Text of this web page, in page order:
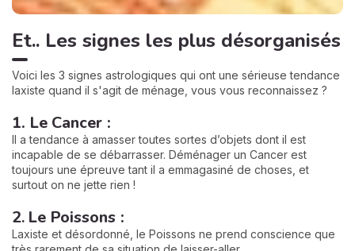
Et.. Les signes les plus désorganisés
Voici les 3 signes astrologiques qui ont une sérieuse tendance
laxiste quand il s'agit de ménage, vous vous reconnaissez ?
1. Le Cancer :
Il a tendance à amasser toutes sortes d’objets dont il est
incapable de se débarrasser. Déménager un Cancer est
toujours une épreuve tant il a emmagasiné de choses, et
surtout on ne jette rien !
2. Le Poissons :
Laxiste et désordonné, le Poissons ne prend conscience que